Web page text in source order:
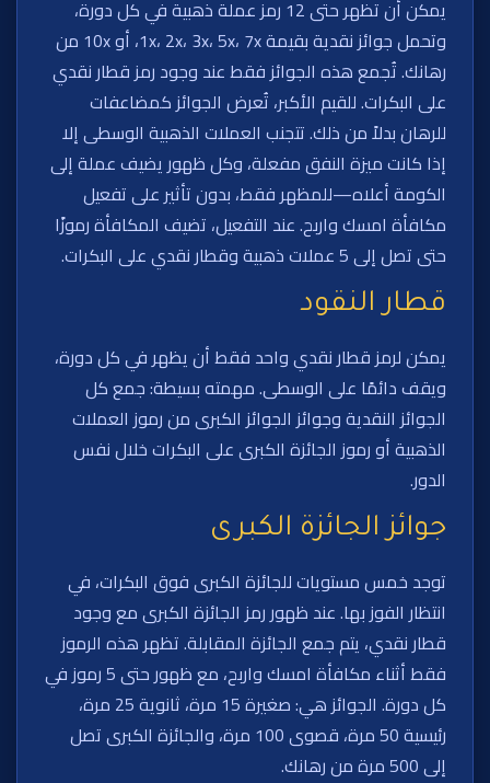
يمكن أن تظهر حتى 12 رمز عملة ذهبية في كل دورة،
وتحمل جوائز نقدية بقيمة 1x، 2x، 3x، 5x، 7x، أو 10x من
رهانك. تُجمع هذه الجوائز فقط عند وجود رمز قطار نقدي
على البكرات. للقيم الأكبر، تُعرض الجوائز كمضاعفات
للرهان بدلاً من ذلك. تتجنب العملات الذهبية الوسطى إلا
إذا كانت ميزة النفق مفعلة، وكل ظهور يضيف عملة إلى
الكومة أعلاه—للمظهر فقط، بدون تأثير على تفعيل
مكافأة امسك واربح. عند التفعيل، تضيف المكافأة رموزًا
حتى تصل إلى 5 عملات ذهبية وقطار نقدي على البكرات.
قطار النقود
يمكن لرمز قطار نقدي واحد فقط أن يظهر في كل دورة،
ويقف دائمًا على الوسطى. مهمته بسيطة: جمع كل
الجوائز النقدية وجوائز الجوائز الكبرى من رموز العملات
الذهبية أو رموز الجائزة الكبرى على البكرات خلال نفس
الدور.
جوائز الجائزة الكبرى
توجد خمس مستويات للجائزة الكبرى فوق البكرات، في
انتظار الفوز بها. عند ظهور رمز الجائزة الكبرى مع وجود
قطار نقدي، يتم جمع الجائزة المقابلة. تظهر هذه الرموز
فقط أثناء مكافأة امسك واربح، مع ظهور حتى 5 رموز في
كل دورة. الجوائز هي: صغيرة 15 مرة، ثانوية 25 مرة،
رئيسية 50 مرة، قصوى 100 مرة، والجائزة الكبرى تصل
إلى 500 مرة من رهانك.